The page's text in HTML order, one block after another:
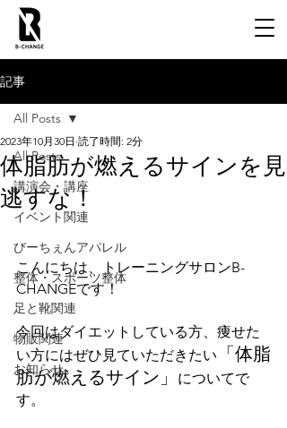
記事
All Posts
講演会・講座
イベント関連
びーちぇんアパレル
整体・スポーツ整体
足と靴関連
物販関連
お知らせ
All Posts
体脂肪が燃えるサインを見
逃すな！
2023年10月30日 読了時間: 2分
こんにちは、トレーニングサロンB-
CHANGEです！
今回はダイエットしている方、痩せた
い方にはぜひ見ていただきたい
「体脂
肪が燃えるサイン」
についてで
す。